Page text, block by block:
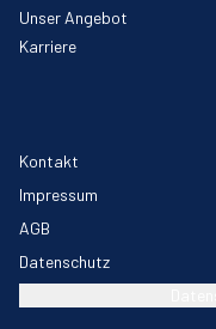
Unser Angebot
Karriere
Kontakt
Impressum
AGB
Datenschutz